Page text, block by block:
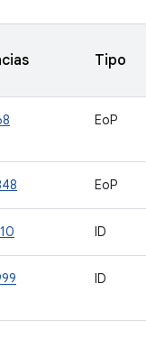
Tipo
EoP
EoP
ID
ID